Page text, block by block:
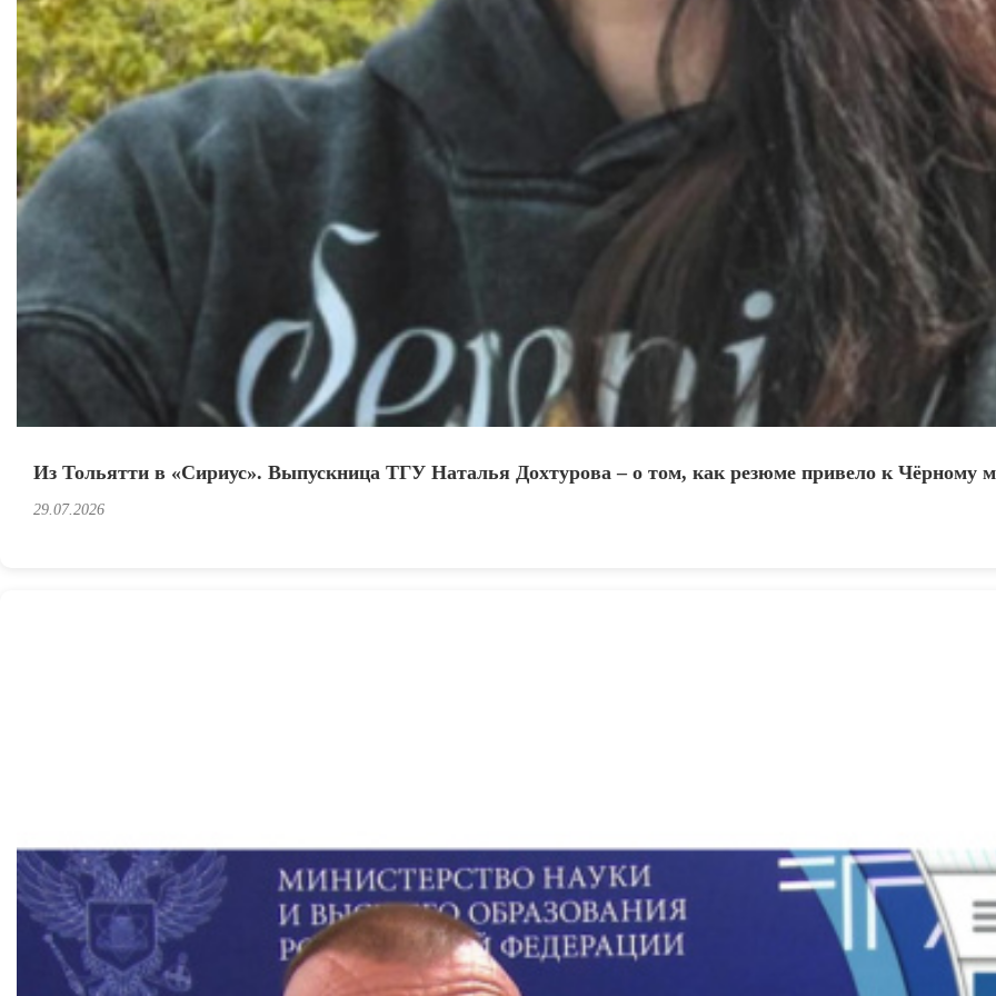
Из Тольятти в «Сириус». Выпускница ТГУ Наталья Дохтурова – о том, как резюме привело к Чёрному
29.07.2026